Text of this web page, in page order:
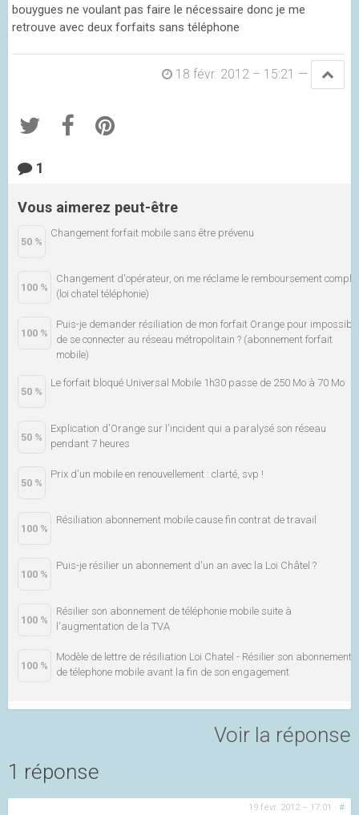
bouygues ne voulant pas faire le nécessaire donc je me
retrouve avec deux forfaits sans téléphone
18 févr. 2012 – 15:21 —
1
Vous aimerez peut-être
50 %
Changement forfait mobile sans être prévenu
100 %
Changement d'opérateur, on me réclame le remboursement complet
(loi chatel téléphonie)
100 %
Puis-je demander résiliation de mon forfait Orange pour impossible
de se connecter au réseau métropolitain ? (abonnement forfait
mobile)
50 %
Le forfait bloqué Universal Mobile 1h30 passe de 250 Mo à 70 Mo
50 %
Explication d'Orange sur l'incident qui a paralysé son réseau
pendant 7 heures
50 %
Prix d'un mobile en renouvellement : clarté, svp !
100 %
Résiliation abonnement mobile cause fin contrat de travail
100 %
Puis-je résilier un abonnement d'un an avec la Loi Châtel ?
100 %
Résilier son abonnement de téléphonie mobile suite à
l'augmentation de la TVA
100 %
Modèle de lettre de résiliation Loi Chatel - Résilier son abonnement
de télephone mobile avant la fin de son engagement
Voir la réponse
1 réponse
19 févr. 2012 – 17:01 · #